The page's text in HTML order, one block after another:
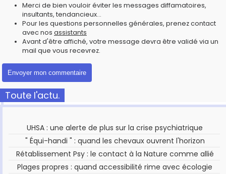
Merci de bien vouloir éviter les messages diffamatoires,
insultants, tendancieux...
Pour les questions personnelles générales, prenez contact
avec nos assistants
Avant d'être affiché, votre message devra être validé via un
mail que vous recevrez.
Toute l'actu.
UHSA : une alerte de plus sur la crise psychiatrique
" Équi-handi " : quand les chevaux ouvrent l'horizon
Rétablissement Psy : le contact à la Nature comme allié
Plages propres : quand accessibilité rime avec écologie